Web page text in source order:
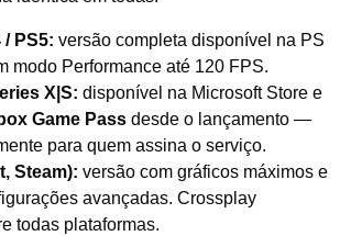
/ PS5: versão completa disponível na PS
modo Performance até 120 FPS.
X|S: disponível na Microsoft Store e
Game Pass desde o lançamento —
para quem assina o serviço.
Steam): versão com gráficos máximos e
avançadas. Crossplay
todas plataformas.